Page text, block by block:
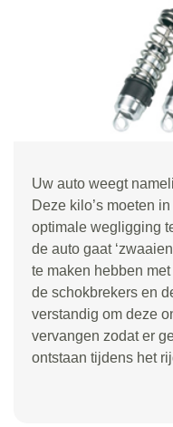
Uw auto weegt
Deze kilo’s moeten
optimale wegligging
de auto gaat ‘zwaaien
te maken hebben
de schokbrekers en
verstandig om deze
vervangen zodat er
ontstaan tijdens het